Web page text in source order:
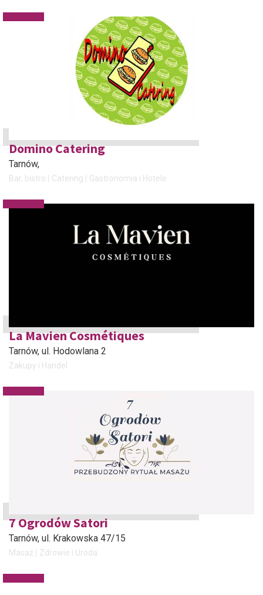
Domino Catering
Tarnów,
Bar, bistro Catering Gastronomia i Hotele
La Mavien Cosmétiques
Tarnów, ul. Hodowlana 2
Zakupy i Handel
7 Ogrodów Satori
Tarnów, ul. Krakowska 47/15
Masaż Zdrowie i Uroda